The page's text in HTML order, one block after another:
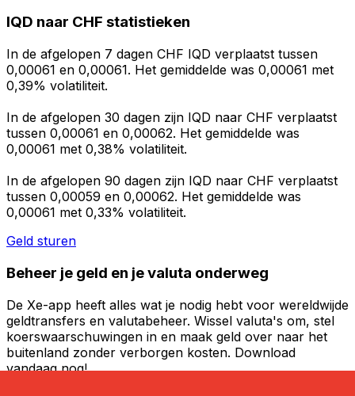
IQD naar CHF statistieken
In de afgelopen 7 dagen CHF IQD verplaatst tussen
0,00061 en 0,00061. Het gemiddelde was 0,00061 met
0,39% volatiliteit.
In de afgelopen 30 dagen zijn IQD naar CHF verplaatst
tussen 0,00061 en 0,00062. Het gemiddelde was
0,00061 met 0,38% volatiliteit.
In de afgelopen 90 dagen zijn IQD naar CHF verplaatst
tussen 0,00059 en 0,00062. Het gemiddelde was
0,00061 met 0,33% volatiliteit.
Geld sturen
Beheer je geld en je valuta onderweg
De Xe-app heeft alles wat je nodig hebt voor wereldwijde
geldtransfers en valutabeheer. Wissel valuta's om, stel
koerswaarschuwingen in en maak geld over naar het
buitenland zonder verborgen kosten. Download
vandaag nog!